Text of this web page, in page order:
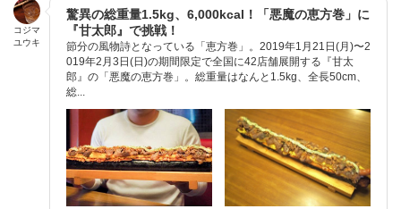
コジマ
ユウキ
驚異の総重量1.5kg、6,000kcal！「悪魔の恵方巻」に
『甘太郎』で挑戦！
節分の風物詩となっている「恵方巻」。2019年1月21日(月)〜2
019年2月3日(日)の期間限定で全国に42店舗展開する『甘太
郎』の「悪魔の恵方巻」。総重量はなんと1.5kg、全長50cm、
総...